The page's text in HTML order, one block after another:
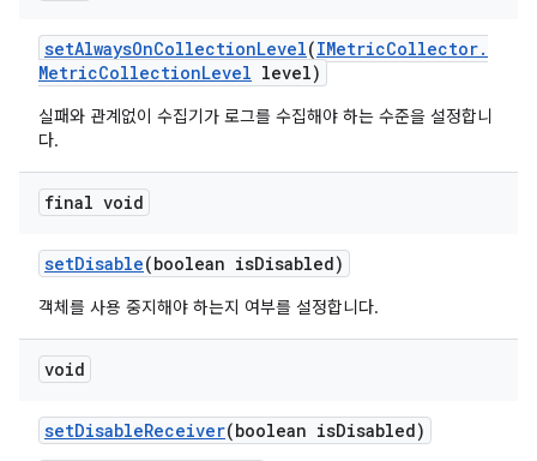
setAlwaysOnCollectionLevel(IMetricCollector.
MetricCollectionLevel level)
실패와 관계없이 수집기가 로그를 수집해야 하는 수준을 설정합니
다.
final void
setDisable(boolean isDisabled)
객체를 사용 중지해야 하는지 여부를 설정합니다.
void
setDisableReceiver(boolean isDisabled)